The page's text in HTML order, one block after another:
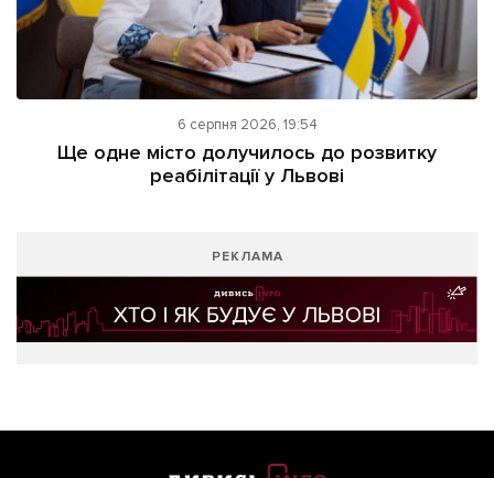
6 серпня 2026, 19:54
Ще одне місто долучилось до розвитку
реабілітації у Львові
РЕКЛАМА